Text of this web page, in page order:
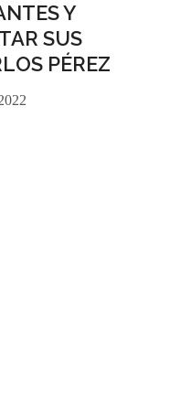
Y
SUS
PÉREZ